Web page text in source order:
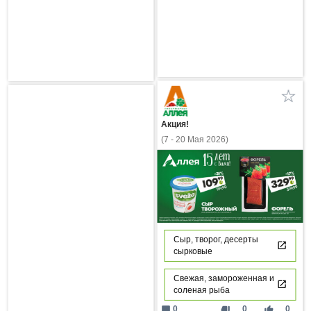
Акция!
(7 - 20 Мая 2026)
Сыр, творог, десерты
сырковые
Свежая, замороженная и
соленая рыба
0 0
0